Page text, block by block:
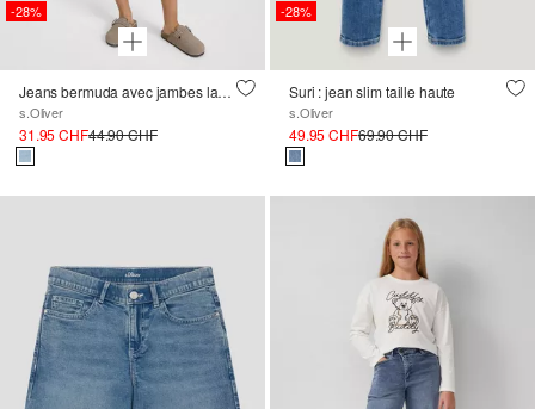
-28%
Jeans bermuda avec jambes larges
s.Oliver
31.95 CHF44.90 CHF
-28%
Suri : jean slim taille haute
s.Oliver
49.95 CHF69.90 CHF